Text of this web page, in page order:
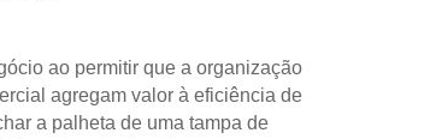
ao permitir que a organização
agregam valor à eficiência de
a palheta de uma tampa de